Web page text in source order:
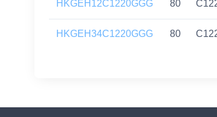
HKGEH12C1220GGG 80
HKGEH34C1220GGG 80